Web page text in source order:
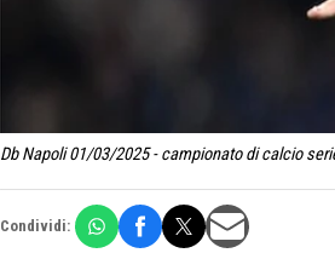
Db Napoli 01/03/2025 - campionato di calcio
Condividi: